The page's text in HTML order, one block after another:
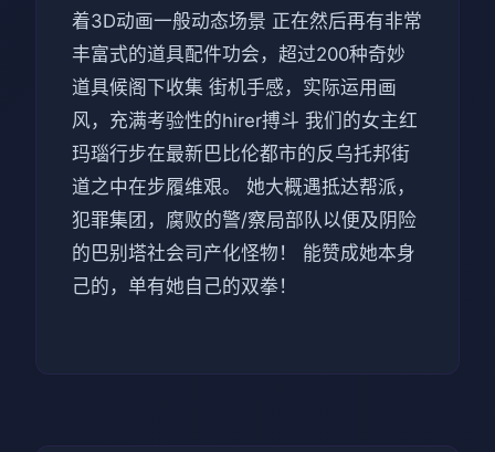
着3D动画一般动态场景 正在然后再有非常
丰富式的道具配件功会，超过200种奇妙
道具候阁下收集 街机手感，实际运用画
风，充满考验性的hirer搏斗 我们的女主红
玛瑙行步在最新巴比伦都市的反乌托邦街
道之中在步履维艰。 她大概遇抵达帮派，
犯罪集团，腐败的警/察局部队以便及阴险
的巴别塔社会司产化怪物！ 能赞成她本身
己的，单有她自己的双拳！